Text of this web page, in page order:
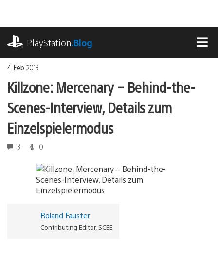
springen
PlayStation.Blog
4. Feb 2013
Killzone: Mercenary – Behind-the-
Scenes-Interview, Details zum
Einzelspielermodus
3 0
Roland Fauster
Contributing Editor, SCEE